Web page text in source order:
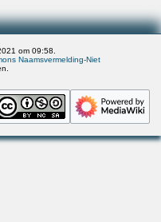
om 09:58.
Naamsvermelding-Niet